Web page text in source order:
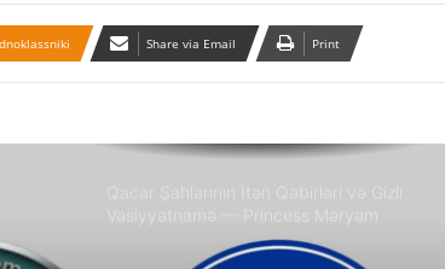
Share via Email Print
Azərbaycanlı məhbuslar Evin
Fəruqi Qacar ilə Özəl Müsahibə